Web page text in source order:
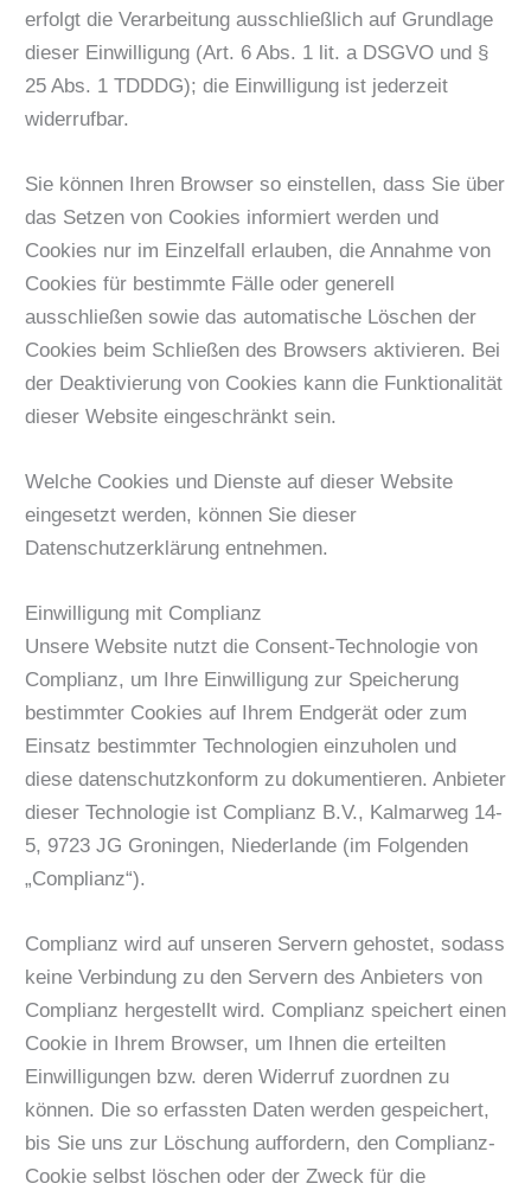
erfolgt die Verarbeitung ausschließlich auf Grundlage
dieser Einwilligung (Art. 6 Abs. 1 lit. a DSGVO und §
25 Abs. 1 TDDDG); die Einwilligung ist jederzeit
widerrufbar.
Sie können Ihren Browser so einstellen, dass Sie über
das Setzen von Cookies informiert werden und
Cookies nur im Einzelfall erlauben, die Annahme von
Cookies für bestimmte Fälle oder generell
ausschließen sowie das automatische Löschen der
Cookies beim Schließen des Browsers aktivieren. Bei
der Deaktivierung von Cookies kann die Funktionalität
dieser Website eingeschränkt sein.
Welche Cookies und Dienste auf dieser Website
eingesetzt werden, können Sie dieser
Datenschutzerklärung entnehmen.
Einwilligung mit Complianz
Unsere Website nutzt die Consent-Technologie von
Complianz, um Ihre Einwilligung zur Speicherung
bestimmter Cookies auf Ihrem Endgerät oder zum
Einsatz bestimmter Technologien einzuholen und
diese datenschutzkonform zu dokumentieren. Anbieter
dieser Technologie ist Complianz B.V., Kalmarweg 14-
5, 9723 JG Groningen, Niederlande (im Folgenden
„Complianz“).
Complianz wird auf unseren Servern gehostet, sodass
keine Verbindung zu den Servern des Anbieters von
Complianz hergestellt wird. Complianz speichert einen
Cookie in Ihrem Browser, um Ihnen die erteilten
Einwilligungen bzw. deren Widerruf zuordnen zu
können. Die so erfassten Daten werden gespeichert,
bis Sie uns zur Löschung auffordern, den Complianz-
Cookie selbst löschen oder der Zweck für die